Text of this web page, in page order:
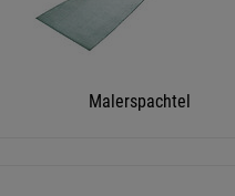
Malerspachtel